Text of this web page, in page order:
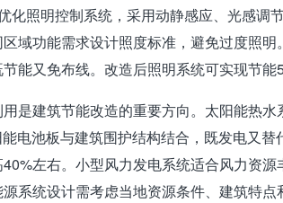
化照明控制系统，采用动静感应、光感调
域功能需求设计照度标准，避免过度照
能又免布线。改造后照明系统可实现节能
是建筑节能改造的重要方向。太阳能热
电池板与建筑围护结构结合，既发电又
左右。小型风力发电系统适合风力资
系统设计需考虑当地资源条件、建筑特